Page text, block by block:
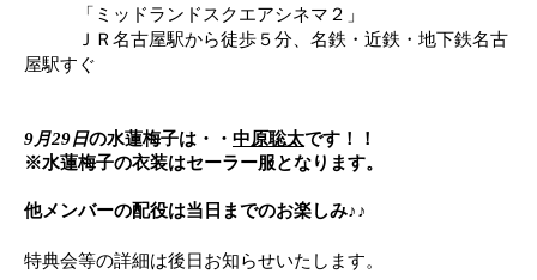
「ミッドランドスクエアシネマ２」
ＪＲ名古屋駅から徒歩５分、名鉄・近鉄・地下鉄名古
屋駅すぐ
9月29日の水蓮梅子は・・ 中原聡太です！！
※水蓮梅子の衣装はセーラー服となります。
他メンバーの配役は当日までのお楽しみ♪♪
特典会等の詳細は後日お知らせいたします。